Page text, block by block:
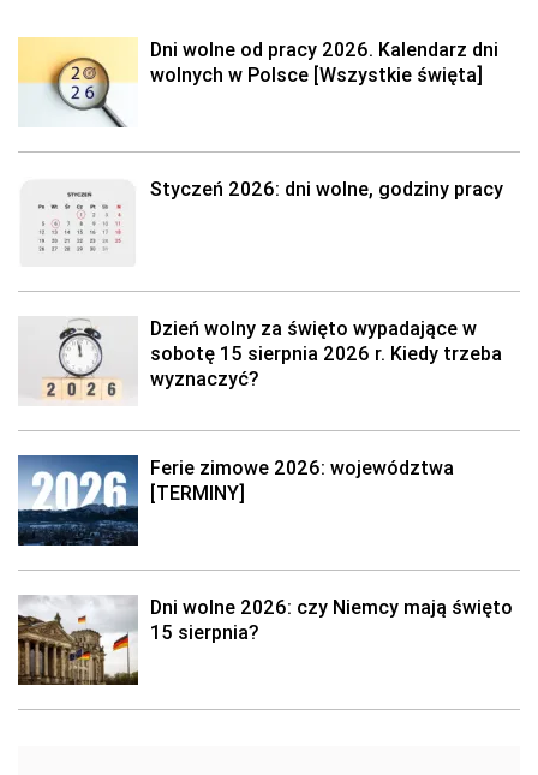
Dni wolne od pracy 2026. Kalendarz dni
wolnych w Polsce [Wszystkie święta]
Styczeń 2026: dni wolne, godziny pracy
Dzień wolny za święto wypadające w
sobotę 15 sierpnia 2026 r. Kiedy trzeba
wyznaczyć?
Ferie zimowe 2026: województwa
[TERMINY]
Dni wolne 2026: czy Niemcy mają święto
15 sierpnia?